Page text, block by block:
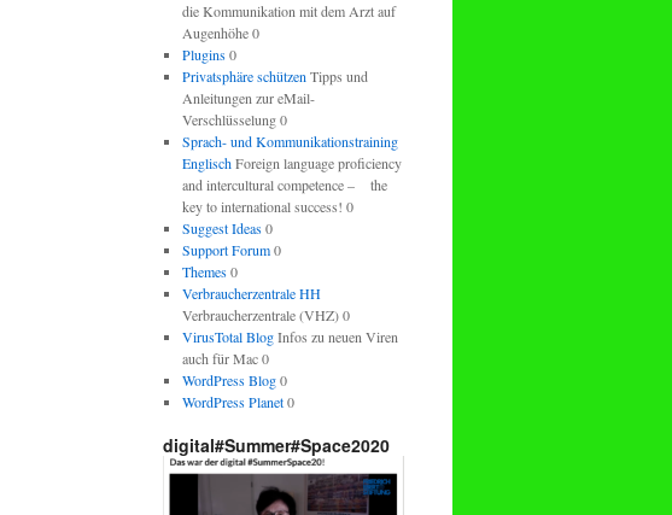
die Kommunikation mit dem Arzt auf
Augenhöhe 0
Plugins0
Privatsphäre schützen Tipps und
Anleitungen zur eMail-
Verschlüsselung 0
Sprach- und Kommunikationstraining
EnglischForeign language proficiency
and intercultural competence – the
key to international success! 0
Suggest Ideas0
Support Forum0
Themes0
Verbraucherzentrale HH
Verbraucherzentrale (VHZ) 0
VirusTotal BlogInfos zu neuen Viren
auch für Mac 0
WordPress Blog0
WordPress Planet0
digital#Summer#Space2020